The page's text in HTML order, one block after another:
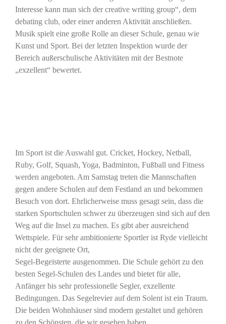
Interesse kann man sich der creative writing group“, dem
debating club, oder einer anderen Aktivität anschließen.
Musik spielt eine große Rolle an dieser Schule, genau wie
Kunst und Sport. Bei der letzten Inspektion wurde der
Bereich außerschulische Aktivitäten mit der Bestnote
„exzellent“ bewertet.
Im Sport ist die Auswahl gut. Cricket, Hockey, Netball,
Ruby, Golf, Squash, Yoga, Badminton, Fußball und Fitness
werden angeboten. Am Samstag treten die Mannschaften
gegen andere Schulen auf dem Festland an und bekommen
Besuch von dort. Ehrlicherweise muss gesagt sein, dass die
starken Sportschulen schwer zu überzeugen sind sich auf den
Weg auf die Insel zu machen. Es gibt aber ausreichend
Wettspiele. Für sehr ambitionierte Sportler ist Ryde vielleicht
nicht der geeignete Ort,
Segel-Begeisterte ausgenommen. Die Schule gehört zu den
besten Segel-Schulen des Landes und bietet für alle,
Anfänger bis sehr professionelle Segler, exzellente
Bedingungen. Das Segelrevier auf dem Solent ist ein Traum.
Die beiden Wohnhäuser sind modern gestaltet und gehören
zu den Schönsten, die wir gesehen haben.